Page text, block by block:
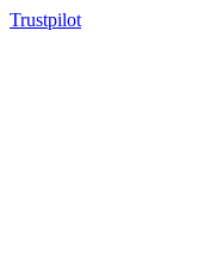
Trustpilot